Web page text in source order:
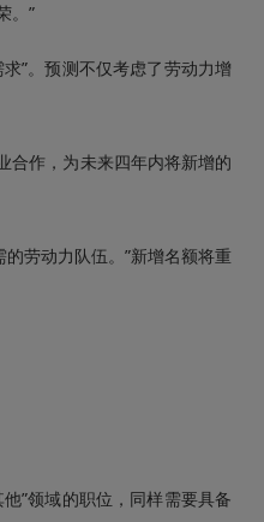
。”
”。预测不仅考虑了劳动力增
合作，为未来四年内将新增的
劳动力队伍。”新增名额将重
”领域的职位，同样需要具备